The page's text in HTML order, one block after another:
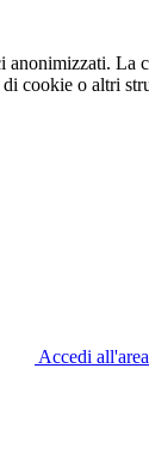
La
cookie o altri
Accedi